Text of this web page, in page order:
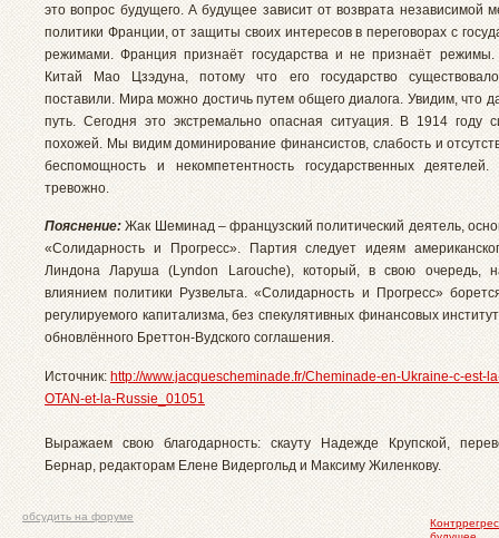
это вопрос будущего. А будущее зависит от возврата независимой
политики Франции, от защиты своих интересов в переговорах с
режимами. Франция признаёт государства и не признаёт
Китай Мао Цзэдуна, потому что его государство
поставили. Мира можно достичь путем общего диалога. Увидим, что
путь. Сегодня это экстремально опасная ситуация. В 1914 году
похожей. Мы видим доминирование финансистов, слабость и
беспомощность и некомпетентность государственных
тревожно.
Пояснение: Жак Шеминад – французский политический деятель,
«Солидарность и Прогресс». Партия следует идеям
Линдона Ларуша (Lyndon Larouche), который, в свою очередь,
влиянием политики Рузвельта. «Солидарность и Прогресс»
регулируемого капитализма, без спекулятивных финансовых
обновлённого Бреттон-Вудского соглашения.
Источник: http://www.jacquescheminade.fr/Cheminade-en-Ukraine-c-est-
OTAN-et-la-Russie_01051
Выражаем свою благодарность: скауту Надежде Крупской,
Бернар, редакторам Елене Видергольд и Максиму Жиленкову.
обсудить на форуме